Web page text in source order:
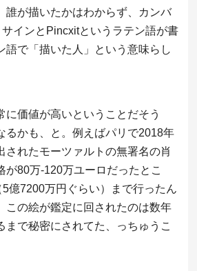
誰が描いたかはわからず、カンバ
インとPincxitというラテン語が書
語で「描いた人」という意味らし
に価値が高いということだそう
るかも、と。例えばパリで2018年
されたモーツァルトの無署名の肖
が80万-120万ユーロだったとこ
億7200万円ぐらい）まで行ったん
この絵が鑑定に回されたのは数年
まで秘密にされてた、っちゅうこ